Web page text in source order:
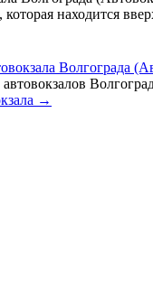
находится
Волгограда
→